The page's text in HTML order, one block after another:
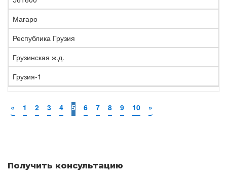
Магаро
Республика Грузия
Грузинская ж.д.
Грузия-1
« 1 2 3 4 5 6 7 8 9 10 »
Получить консультацию